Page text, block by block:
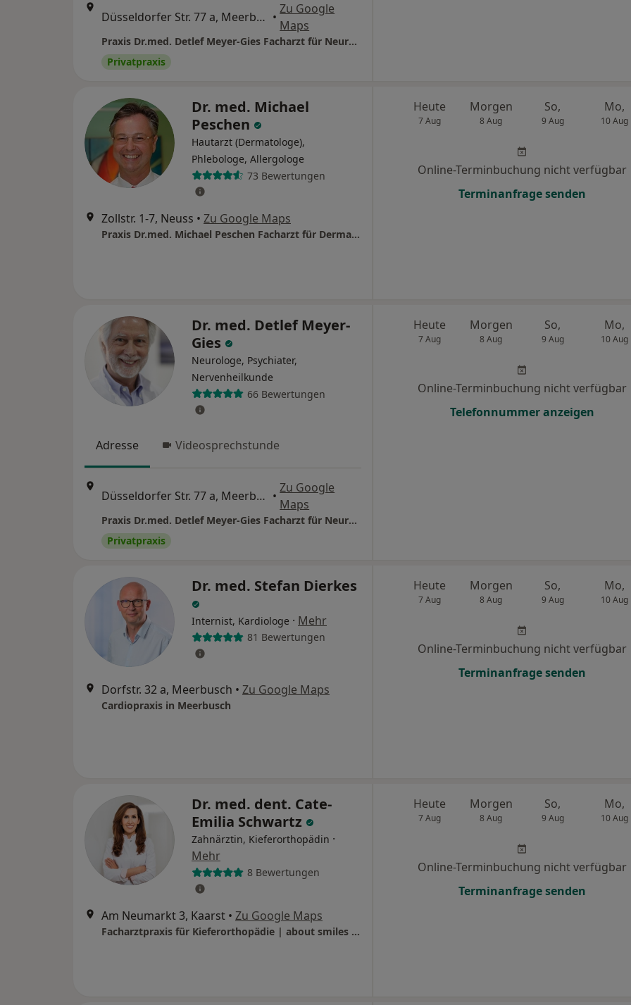
Düsseldorfer Str. 77 a, Meerbusch •
Zu Google
Maps
Praxis Dr.med. Detlef Meyer-Gies Facharzt für Neurologie und Psychiatrie
Privatpraxis
Dr. med. Michael
Peschen
Hautarzt (Dermatologe),
Phlebologe, Allergologe
73 Bewertungen
Zollstr. 1-7, Neuss • Zu Google Maps
Praxis Dr.med. Michael Peschen Facharzt für Dermatologie
Heute
7 Aug
Morgen
8 Aug
So,
9 Aug
Mo,
10 Aug
Online-Terminbuchung nicht verfügbar
Terminanfrage senden
Dr. med. Detlef Meyer-
Gies
Neurologe, Psychiater,
Nervenheilkunde
66 Bewertungen
Adresse Videosprechstunde
Düsseldorfer Str. 77 a, Meerbusch •
Zu Google
Maps
Praxis Dr.med. Detlef Meyer-Gies Facharzt für Neurologie und Psychiatrie
Privatpraxis
Heute
7 Aug
Morgen
8 Aug
So,
9 Aug
Mo,
10 Aug
Online-Terminbuchung nicht verfügbar
Telefonnummer anzeigen
Dr. med. Stefan Dierkes
Internist, Kardiologe · Mehr
81 Bewertungen
Dorfstr. 32 a, Meerbusch • Zu Google Maps
Cardiopraxis in Meerbusch
Heute
7 Aug
Morgen
8 Aug
So,
9 Aug
Mo,
10 Aug
Online-Terminbuchung nicht verfügbar
Terminanfrage senden
Dr. med. dent. Cate-
Emilia Schwartz
Zahnärztin, Kieferorthopädin ·
Mehr
8 Bewertungen
Am Neumarkt 3, Kaarst • Zu Google Maps
Facharztpraxis für Kieferorthopädie | about smiles by Dr. Cate-Emilia Schwartz
Heute
7 Aug
Morgen
8 Aug
So,
9 Aug
Mo,
10 Aug
Online-Terminbuchung nicht verfügbar
Terminanfrage senden